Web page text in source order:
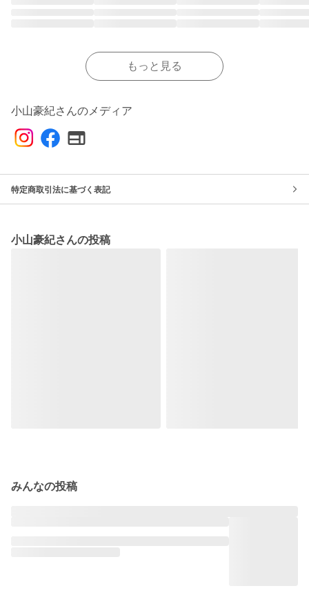
もっと見る
小山豪紀さんのメディア
特定商取引法に基づく表記
小山豪紀さんの投稿
みんなの投稿